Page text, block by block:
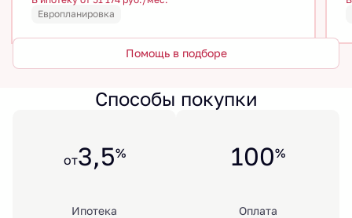
Европланировка
Помощь в подборе
Способы покупки
от3,5%
Ипотека
100%
Оплата